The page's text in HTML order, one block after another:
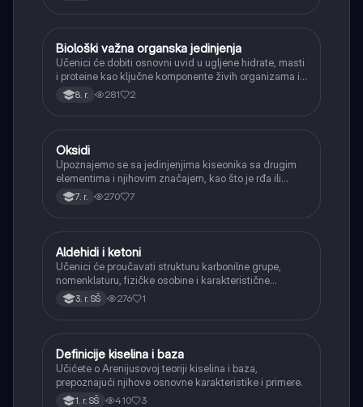
Hemija
Biološki važna organska jedinjenja
Učenici će dobiti osnovni uvid u ugljene hidrate, masti
i proteine kao ključne komponente živih organizama i
njihovu ulogu.
8. r. 281 2
Hemija
Oksidi
Upoznajemo se sa jedinjenjima kiseonika sa drugim
elementima i njihovim značajem, kao što je rđa ili
ugljen-dioksid.
7. r. 270 7
Hemija
Aldehidi i ketoni
Učenici će proučavati strukturu karbonilne grupe,
nomenklaturu, fizičke osobine i karakteristične
reakcije aldehida i ketona (adicija, oksidacija
aldehida, redukcija).
3. r. SŠ 276 1
Hemija
Definicije kiselina i baza
Učićete o Arenijusovoj teoriji kiselina i baza,
prepoznajući njihove osnovne karakteristike i primere.
1. r. SŠ 410 3